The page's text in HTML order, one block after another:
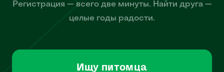
Регистрация — всего две минуты. Найти друга —
целые годы радости.
Ищу питомца